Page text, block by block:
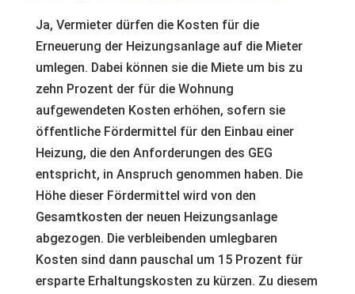
Ja, Vermieter dürfen die Kosten für die
Erneuerung der Heizungsanlage auf die Mieter
umlegen. Dabei können sie die Miete um bis zu
zehn Prozent der für die Wohnung
aufgewendeten Kosten erhöhen, sofern sie
öffentliche Fördermittel für den Einbau einer
Heizung, die den Anforderungen des GEG
entspricht, in Anspruch genommen haben. Die
Höhe dieser Fördermittel wird von den
Gesamtkosten der neuen Heizungsanlage
abgezogen. Die verbleibenden umlegbaren
Kosten sind dann pauschal um 15 Prozent für
ersparte Erhaltungskosten zu kürzen. Zu diesem